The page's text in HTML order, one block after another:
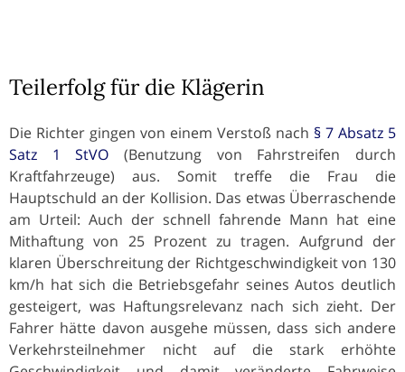
Teilerfolg für die Klägerin
Die Richter gingen von einem Verstoß nach § 7 Absatz 5
Satz 1 StVO (Benutzung von Fahrstreifen durch
Kraftfahrzeuge) aus. Somit treffe die Frau die
Hauptschuld an der Kollision. Das etwas Überraschende
am Urteil: Auch der schnell fahrende Mann hat eine
Mithaftung von 25 Prozent zu tragen. Aufgrund der
klaren Überschreitung der Richtgeschwindigkeit von 130
km/h hat sich die Betriebsgefahr seines Autos deutlich
gesteigert, was Haftungsrelevanz nach sich zieht. Der
Fahrer hätte davon ausgehe müssen, dass sich andere
Verkehrsteilnehmer nicht auf die stark erhöhte